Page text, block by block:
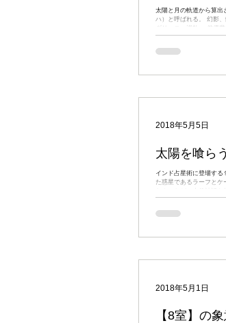
太陽と月の軌道から算出
ハ）と呼ばれる。 幻影
ダリーニ、巡礼。 俳優
ス（1.4.7.10）に在住し
太陽を喰ら
インド占星術に登場す
た惑星であるラーフと
ヤナ』などの古代神話
姿で描写されます。...
2018年5月5日
【8室】の
2018年5月1日